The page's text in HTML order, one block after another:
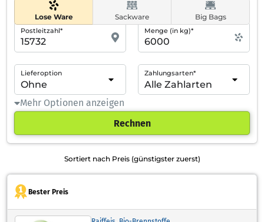
Lose Ware Sackware Big Bags
Postleitzahl* Menge (in kg)*
Lieferoption Zahlungsarten*
Mehr Optionen anzeigen
Rechnen
Sortiert nach Preis (günstigster zuerst)
Bester Preis